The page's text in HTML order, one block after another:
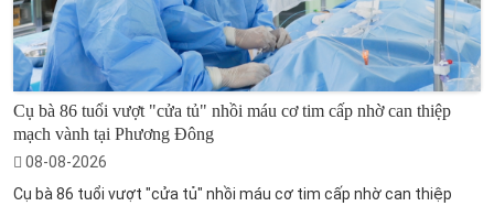
Cụ bà 86 tuổi vượt "cửa tủ" nhồi máu cơ tim cấp nhờ can thiệp
mạch vành tại Phương Đông
08-08-2026
Cụ bà 86 tuổi vượt "cửa tủ" nhồi máu cơ tim cấp nhờ can thiệp